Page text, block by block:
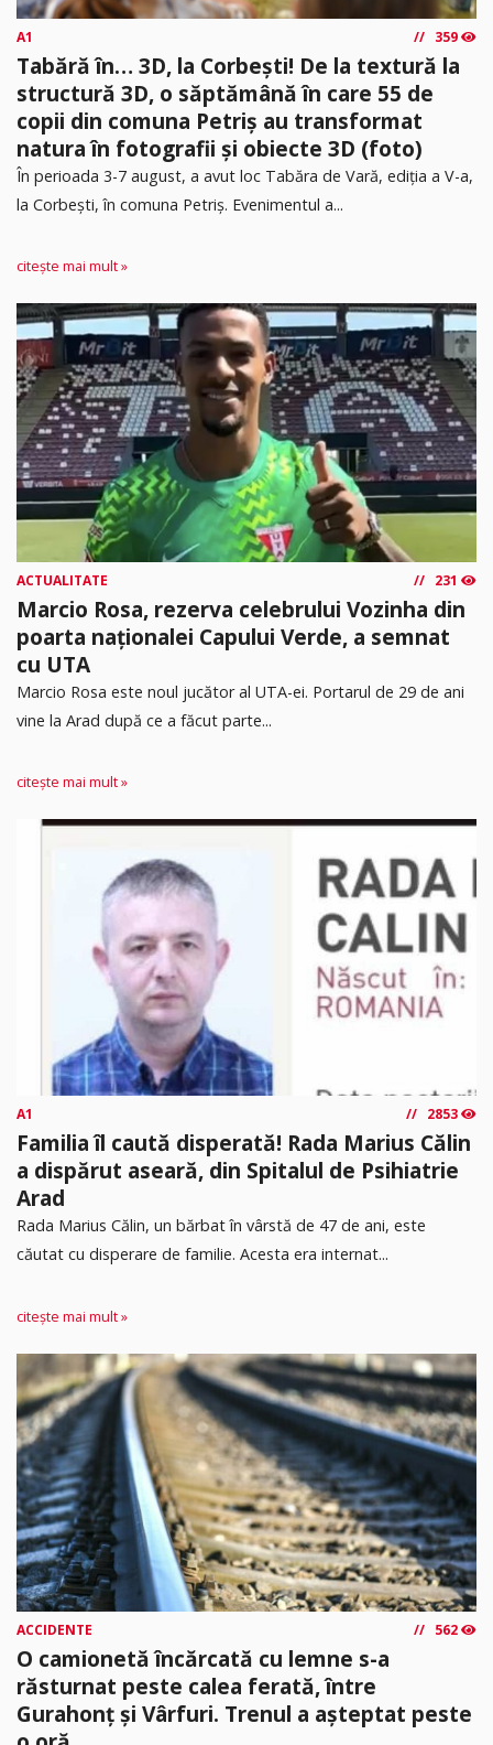
A1 359
Tabără în… 3D, la Corbești! De la textură la
structură 3D, o săptămână în care 55 de
copii din comuna Petriș au transformat
natura în fotografii și obiecte 3D (foto)
În perioada 3-7 august, a avut loc Tabăra de Vară, ediția a V-a,
la Corbești, în comuna Petriș. Evenimentul a...
citește mai mult »
ACTUALITATE 231
Marcio Rosa, rezerva celebrului Vozinha din
poarta naționalei Capului Verde, a semnat
cu UTA
Marcio Rosa este noul jucător al UTA-ei. Portarul de 29 de ani
vine la Arad după ce a făcut parte...
citește mai mult »
A1 2853
Familia îl caută disperată! Rada Marius Călin
a dispărut aseară, din Spitalul de Psihiatrie
Arad
Rada Marius Călin, un bărbat în vârstă de 47 de ani, este
căutat cu disperare de familie. Acesta era internat...
citește mai mult »
ACCIDENTE 562
O camionetă încărcată cu lemne s-a
răsturnat peste calea ferată, între
Gurahonț și Vârfuri. Trenul a așteptat peste